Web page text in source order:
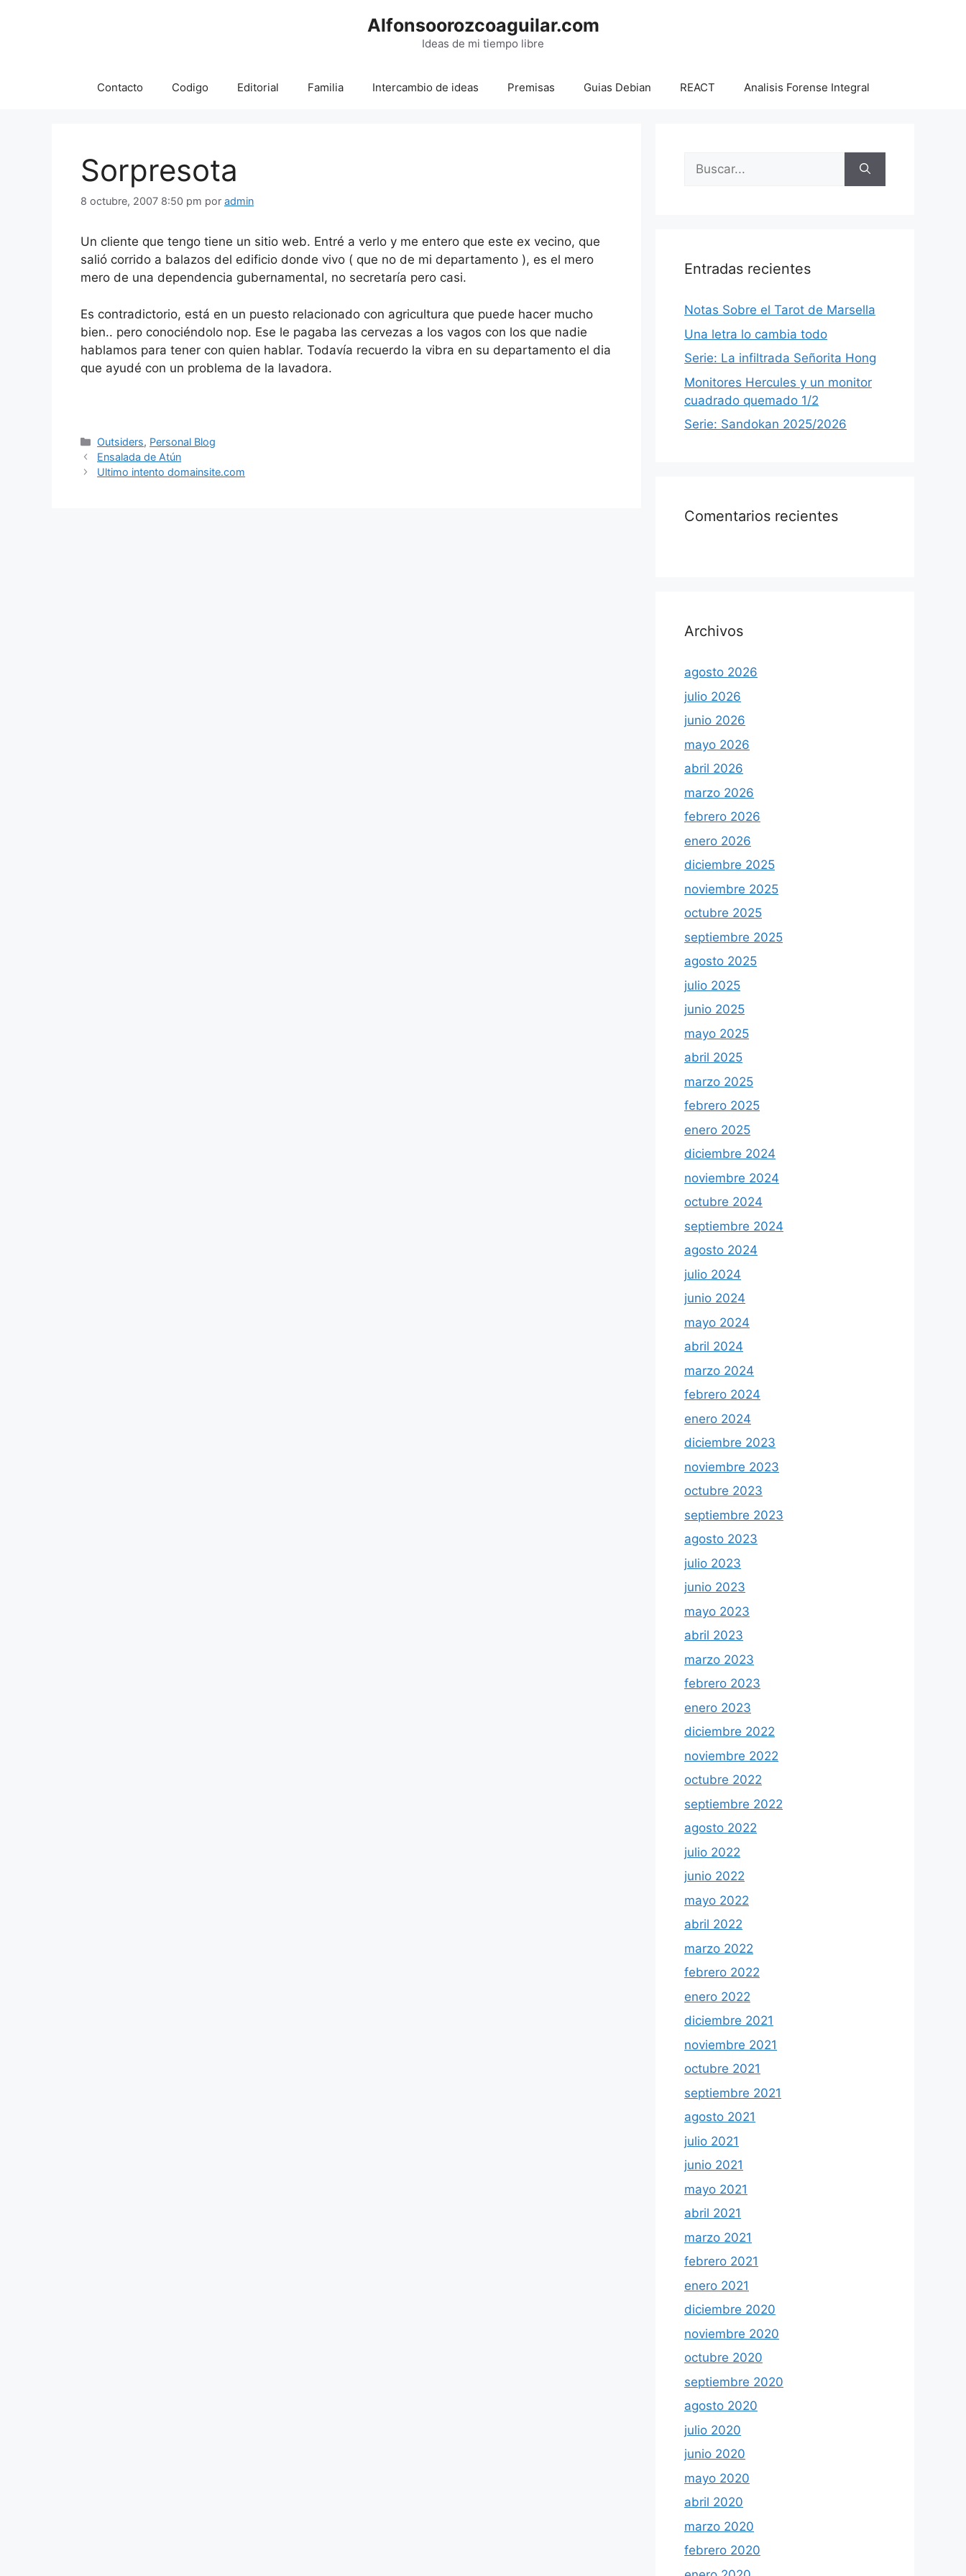
Alfonsoorozcoaguilar.com
Ideas de mi tiempo libre
Contacto Codigo Editorial Familia Intercambio de ideas Premisas Guias Debian REACT Analisis Forense Integral
Sorpresota
8 octubre, 2007 8:50 pm por admin
Un cliente que tengo tiene un sitio web. Entré a verlo y me entero que este ex vecino, que
salió corrido a balazos del edificio donde vivo ( que no de mi departamento ), es el mero
mero de una dependencia gubernamental, no secretaría pero casi.
Es contradictorio, está en un puesto relacionado con agricultura que puede hacer mucho
bien.. pero conociéndolo nop. Ese le pagaba las cervezas a los vagos con los que nadie
hablamos para tener con quien hablar. Todavía recuerdo la vibra en su departamento el dia
que ayudé con un problema de la lavadora.
Categorías
Outsiders, Personal Blog
Ensalada de Atún
Ultimo intento domainsite.com
Buscar:
Entradas recientes
Notas Sobre el Tarot de Marsella
Una letra lo cambia todo
Serie: La infiltrada Señorita Hong
Monitores Hercules y un monitor
cuadrado quemado 1/2
Serie: Sandokan 2025/2026
Comentarios recientes
Archivos
agosto 2026
julio 2026
junio 2026
mayo 2026
abril 2026
marzo 2026
febrero 2026
enero 2026
diciembre 2025
noviembre 2025
octubre 2025
septiembre 2025
agosto 2025
julio 2025
junio 2025
mayo 2025
abril 2025
marzo 2025
febrero 2025
enero 2025
diciembre 2024
noviembre 2024
octubre 2024
septiembre 2024
agosto 2024
julio 2024
junio 2024
mayo 2024
abril 2024
marzo 2024
febrero 2024
enero 2024
diciembre 2023
noviembre 2023
octubre 2023
septiembre 2023
agosto 2023
julio 2023
junio 2023
mayo 2023
abril 2023
marzo 2023
febrero 2023
enero 2023
diciembre 2022
noviembre 2022
octubre 2022
septiembre 2022
agosto 2022
julio 2022
junio 2022
mayo 2022
abril 2022
marzo 2022
febrero 2022
enero 2022
diciembre 2021
noviembre 2021
octubre 2021
septiembre 2021
agosto 2021
julio 2021
junio 2021
mayo 2021
abril 2021
marzo 2021
febrero 2021
enero 2021
diciembre 2020
noviembre 2020
octubre 2020
septiembre 2020
agosto 2020
julio 2020
junio 2020
mayo 2020
abril 2020
marzo 2020
febrero 2020